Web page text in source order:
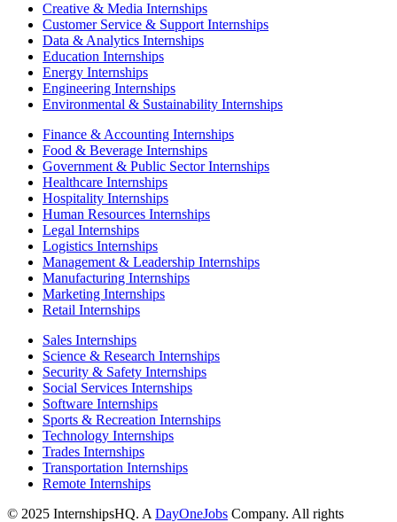
Creative & Media Internships
Customer Service & Support Internships
Data & Analytics Internships
Education Internships
Energy Internships
Engineering Internships
Environmental & Sustainability Internships
Finance & Accounting Internships
Food & Beverage Internships
Government & Public Sector Internships
Healthcare Internships
Hospitality Internships
Human Resources Internships
Legal Internships
Logistics Internships
Management & Leadership Internships
Manufacturing Internships
Marketing Internships
Retail Internships
Sales Internships
Science & Research Internships
Security & Safety Internships
Social Services Internships
Software Internships
Sports & Recreation Internships
Technology Internships
Trades Internships
Transportation Internships
Remote Internships
© 2025 InternshipsHQ. A DayOneJobs Company. All rights